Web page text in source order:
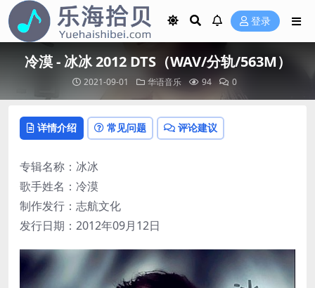
登录
冷漠 - 冰冰 2012 DTS（WAV/分轨/563M）
2021-09-01 华语音乐 94 0
详情介绍 常见问题 评论建议
专辑名称：冰冰
歌手姓名：冷漠
制作发行：志航文化
发行日期：2012年09月12日